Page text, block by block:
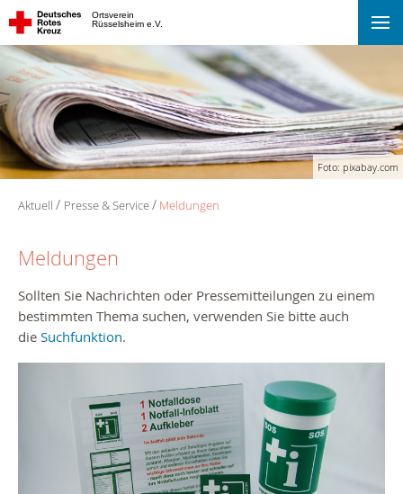
Ortsverein
Rüsselsheim e.V.
Foto: pixabay.com
Aktuell Presse & Service Meldungen
Meldungen
Sollten Sie Nachrichten oder Pressemitteilungen zu einem
bestimmten Thema suchen, verwenden Sie bitte auch
die Suchfunktion.